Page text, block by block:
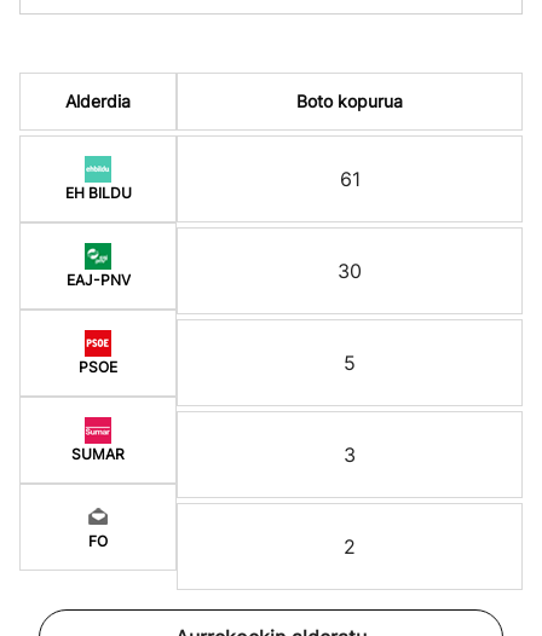
Alderdia
EH BILDU
EAJ-PNV
PSOE
SUMAR
FO
Boto kopurua
61
30
5
3
2